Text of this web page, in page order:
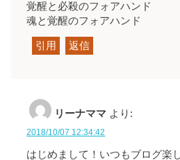
覚醒と必殺のフォアハンド
魂と覚醒のフォアハンド
引用 返信
リーナママ より:
2018/10/07 12:34:42
はじめまして！いつもブログ楽